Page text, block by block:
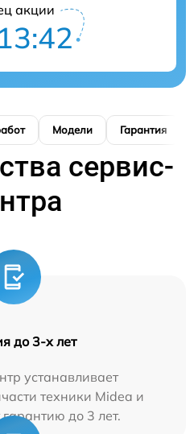
акции
Модели Гарантия
сервис-
до 3-х лет
устанавливает
техники Midea и
до 3 лет.